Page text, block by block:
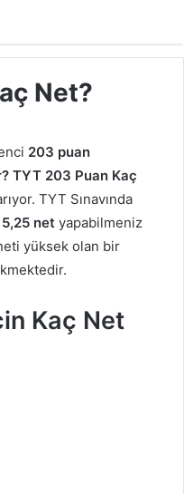
Net?
203 puan
TYT 203 Puan Kaç
TYT Sınavında
5,25 net yapabilmeniz
yüksek olan bir
Kaç Net